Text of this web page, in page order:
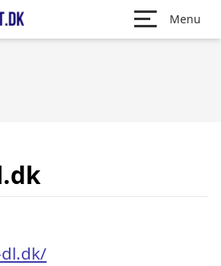
Menu